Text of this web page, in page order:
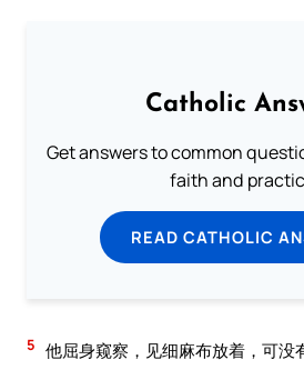
Catholic
Get answers to common
faith and
READ CATHOLIC
5 他屈身窥察，见细麻布放着，可没